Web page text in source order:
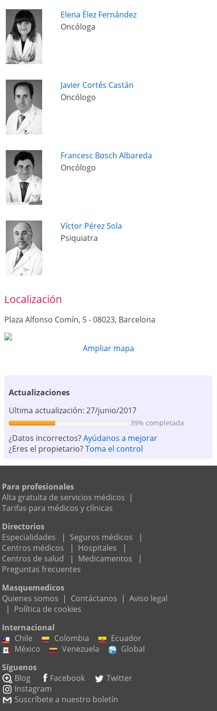
Elena Élez Fernández
Oncóloga
Javier Cortés Castán
Oncólogo
Francesc Bosch Albareda
Oncólogo
Víctor Pérez Sola
Psiquiatra
Localización
Plaza Alfonso Comín, 5 - 08023, Barcelona
Ampliar mapa
Actualizaciones
Ultima actualización: 27/junio/2017
39% completada
¿Datos incorrectos?Ayúdanos a mejorar
¿Eres el propietario?Toma el control
Para profesionales
Alta gratuita de servicios médicos |
Tarifas para médicos y clínicas
Directorios
Especialidades
| Seguros médicos
|
Centros médicos
| Hospitales
|
Centros de salud
| Medicamentos
|
Preguntas frecuentes
Masquemedicos
Quienes somos | Contáctanos | Aviso legal
| Política de cookies
Internacional
Chile
Colombia
Ecuador
México
Venezuela
Global
Síguenos
Blog
Facebook
Twitter
Instagram
Suscríbete a nuestro boletín